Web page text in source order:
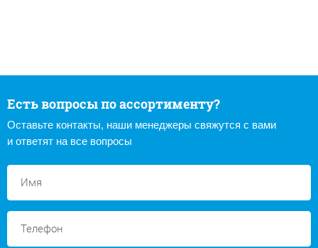
Есть вопросы по ассортименту?
Оставьте контакты, наши менеджеры свяжутся с вами
и ответят на все вопросы